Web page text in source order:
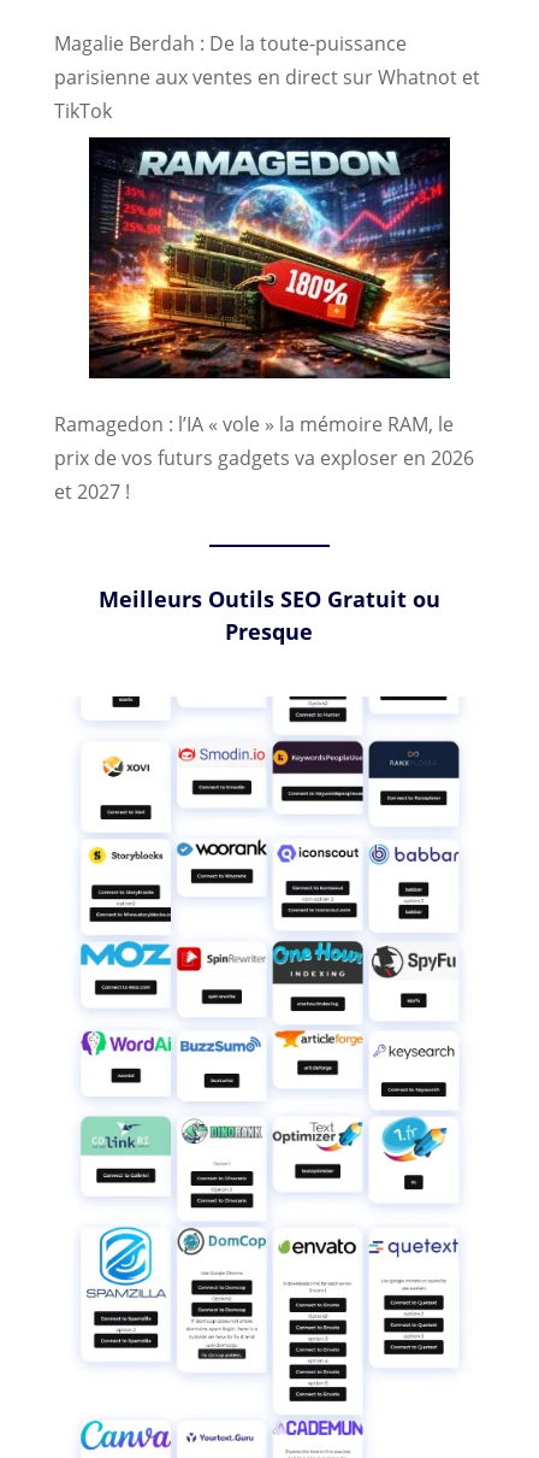
Magalie Berdah : De la toute-puissance
parisienne aux ventes en direct sur Whatnot et
TikTok
Ramagedon : l’IA « vole » la mémoire RAM, le
prix de vos futurs gadgets va exploser en 2026
et 2027 !
Meilleurs Outils SEO Gratuit ou
Presque